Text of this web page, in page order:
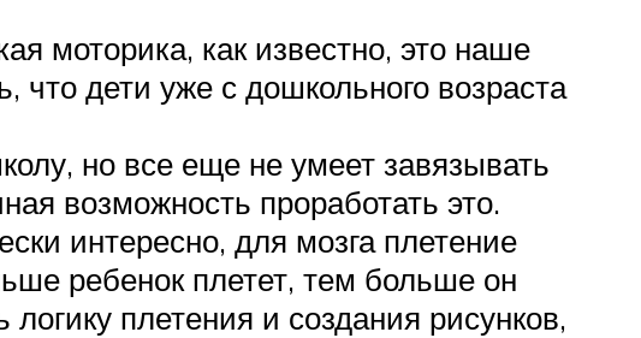
моторика, как известно, это наше
дети уже с дошкольного возраста
но все еще не умеет завязывать
возможность проработать это.
интересно, для мозга плетение
ребенок плетет, тем больше он
плетения и создания рисунков,